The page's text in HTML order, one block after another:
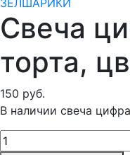
Свеча
торта,
150 руб.
В наличии свеча